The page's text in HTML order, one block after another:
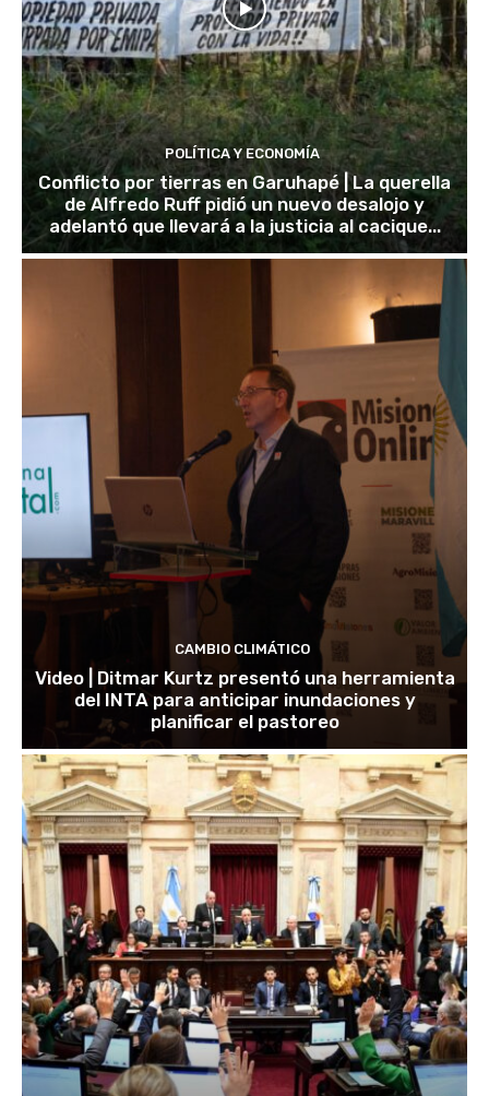
POLÍTICA Y ECONOMÍA
Conflicto por tierras en Garuhapé | La querella
de Alfredo Ruff pidió un nuevo desalojo y
adelantó que llevará a la justicia al cacique...
CAMBIO CLIMÁTICO
Video | Ditmar Kurtz presentó una herramienta
del INTA para anticipar inundaciones y
planificar el pastoreo